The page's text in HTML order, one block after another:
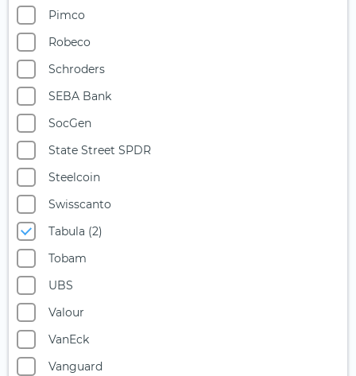
Pimco
Robeco
Schroders
SEBA Bank
SocGen
State Street SPDR
Steelcoin
Swisscanto
Tabula (2)
Tobam
UBS
Valour
VanEck
Vanguard